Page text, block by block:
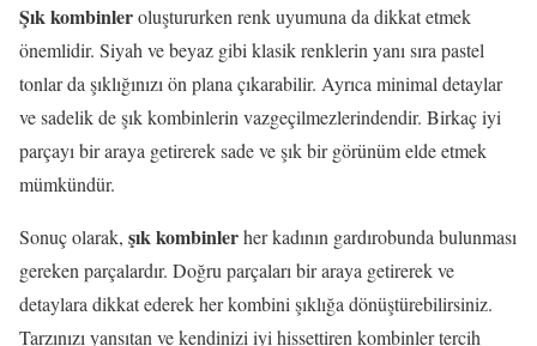
Şık kombinleroluştururken renk uyumuna da dikkat etmek
önemlidir. Siyah ve beyaz gibi klasik renklerin yanı sıra pastel
tonlar da şıklığınızı ön plana çıkarabilir. Ayrıca minimal detaylar
ve sadelik de şık kombinlerin vazgeçilmezlerindendir. Birkaç iyi
parçayı bir araya getirerek sade ve şık bir görünüm elde etmek
mümkündür.
Sonuç olarak, şık kombinlerher kadının gardırobunda bulunması
gereken parçalardır. Doğru parçaları bir araya getirerek ve
detaylara dikkat ederek her kombini şıklığa dönüştürebilirsiniz.
Tarzınızı yansıtan ve kendinizi iyi hissettiren kombinler tercih